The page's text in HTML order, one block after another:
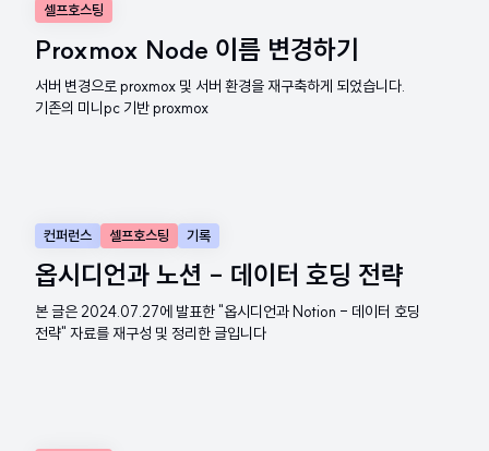
셀프호스팅
Proxmox Node 이름 변경하기
서버 변경으로 proxmox 및 서버 환경을 재구축하게 되었습니다.
기존의 미니pc 기반 proxmox
컨퍼런스 셀프호스팅 기록
옵시디언과 노션 - 데이터 호딩 전략
본 글은 2024.07.27에 발표한 "옵시디언과 Notion - 데이터 호딩
전략" 자료를 재구성 및 정리한 글입니다